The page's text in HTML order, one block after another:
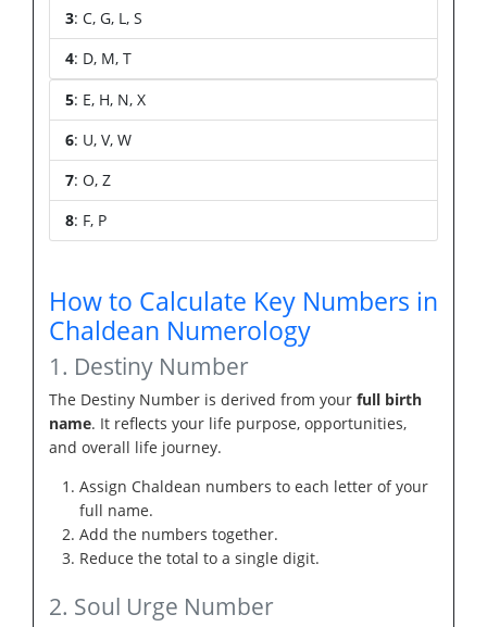
3: C, G, L, S
4: D, M, T
5: E, H, N, X
6: U, V, W
7: O, Z
8: F, P
How to Calculate Key Numbers in
Chaldean Numerology
1. Destiny Number
The Destiny Number is derived from your full birth
name. It reflects your life purpose, opportunities,
and overall life journey.
Assign Chaldean numbers to each letter of your
full name.
Add the numbers together.
Reduce the total to a single digit.
2. Soul Urge Number